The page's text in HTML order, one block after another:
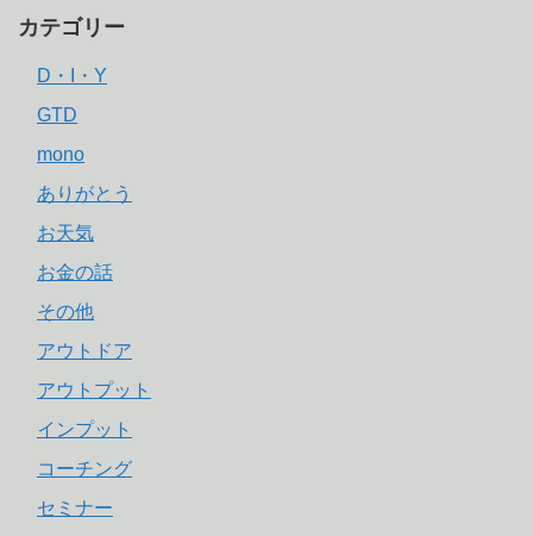
カテゴリー
D・I・Y
GTD
mono
ありがとう
お天気
お金の話
その他
アウトドア
アウトプット
インプット
コーチング
セミナー